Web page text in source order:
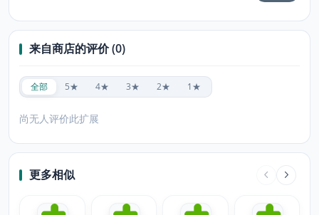
来自商店的评价 (0)
全部 5★ 4★ 3★ 2★ 1★
尚无人评价此扩展
更多相似